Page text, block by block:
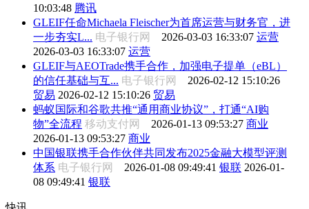
10:03:48 腾讯
GLEIF任命Michaela Fleischer为首席运营与财务官，进
一步夯实L... 电子银行网 2026-03-03 16:33:07 运营
2026-03-03 16:33:07 运营
GLEIF与AEOTrade携手合作，加强电子提单（eBL）
的信任基础与互... 电子银行网 2026-02-12 15:10:26
贸易 2026-02-12 15:10:26 贸易
蚂蚁国际和谷歌共推“通用商业协议”，打通“AI购
物”全流程 移动支付网 2026-01-13 09:53:27 商业
2026-01-13 09:53:27 商业
中国银联携手合作伙伴共同发布2025金融大模型评测
体系 电子银行网 2026-01-08 09:49:41 银联 2026-01-
08 09:49:41 银联